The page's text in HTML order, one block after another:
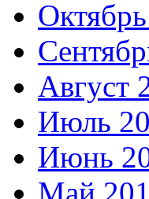
Август
Июль
Июнь
Май